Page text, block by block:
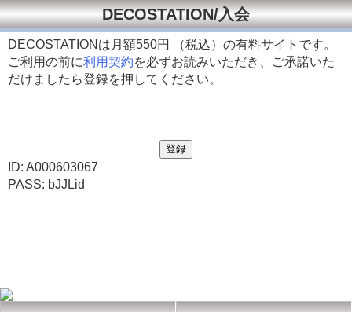
DECOSTATION/入会
DECOSTATIONは月額550円 （税込）の有料サイトです。
ご利用の前に利用契約を必ずお読みいただき、ご承諾いた
だけましたら登録を押してください。
ID: A000603067
PASS: bJJLid